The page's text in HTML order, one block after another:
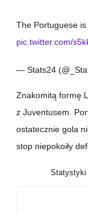
The Portuguese
pic.twitter.com/
— Stats24
Znakomitą formę
z Juventusem.
ostatecznie gola
stop niepokoiły
Statystyki